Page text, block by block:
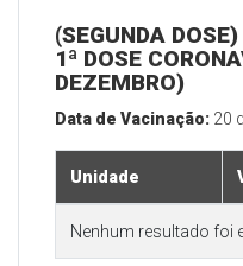
(SEGUNDA
1ª DOSE
DEZEMBRO)
Data de Vacinação: 20
Unidade
Nenhum resultado foi